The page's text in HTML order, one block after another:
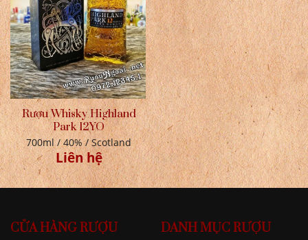
Rượu Whisky Highland
Park 12YO
700ml / 40% / Scotland
Liên hệ
CỬA HÀNG RƯỢU
DANH MỤC RƯỢU